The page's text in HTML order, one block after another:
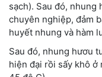
sạch). Sau đó,
chuyên nghiệp, đảm
huyết nhung và hàm
Sau đó, nhung hươu
hiện đại rồi sấy khô